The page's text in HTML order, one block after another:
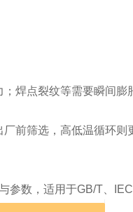
焊点裂纹等需要瞬间膨
前筛选，高低温循环则
数，适用于GB/T、